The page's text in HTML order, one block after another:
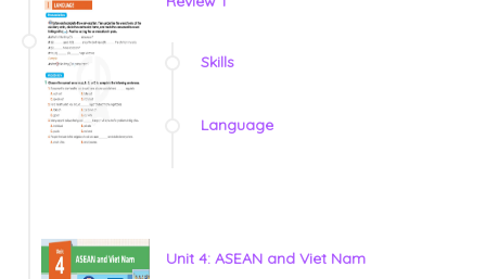
Skills
Language
Unit 4: ASEAN and Viet Nam